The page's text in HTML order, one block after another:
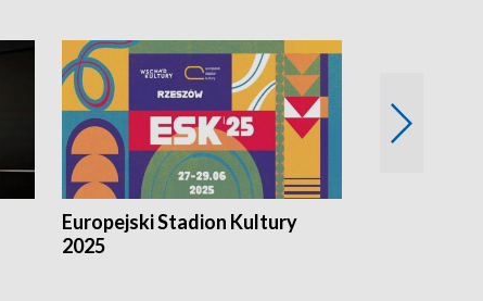
Europejski Stadion Kultury
2025